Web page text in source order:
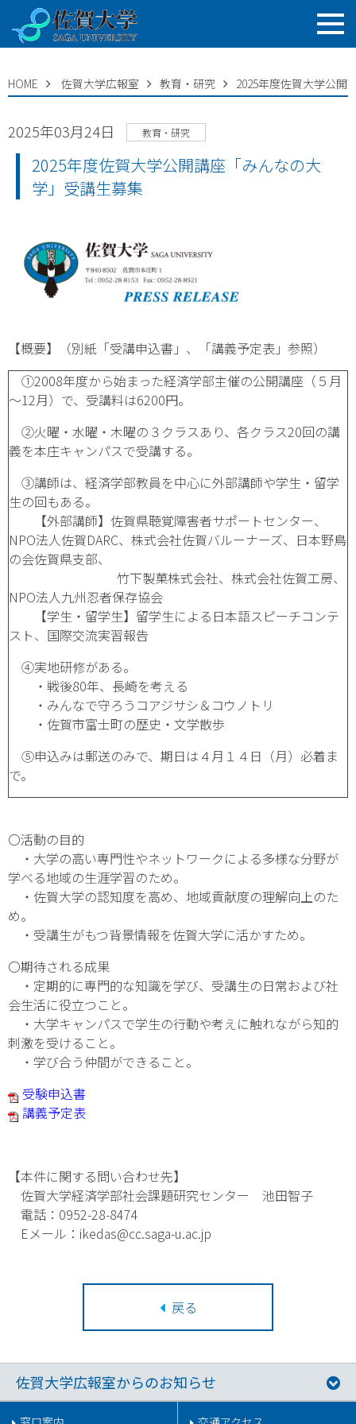
HOME 佐賀大学広報室 教育・研究 2025年度佐賀大学公開
2025年03月24日 教育・研究
2025年度佐賀大学公開講座「みんなの大
学」受講生募集
【概要】（別紙「受講申込書」、「講義予定表」参照）
①2008年度から始まった経済学部主催の公開講座（５月
～12月）で、受講料は6200円。
②火曜・水曜・木曜の３クラスあり、各クラス20回の講
義を本庄キャンパスで受講する。
③講師は、経済学部教員を中心に外部講師や学生・留学
生の回もある。
【外部講師】佐賀県聴覚障害者サポートセンター、
NPO法人佐賀DARC、株式会社佐賀バルーナーズ、日本野鳥
の会佐賀県支部、
竹下製菓株式会社、株式会社佐賀工房、
NPO法人九州忍者保存協会
【学生・留学生】留学生による日本語スピーチコンテ
スト、国際交流実習報告
④実地研修がある。
・戦後80年、長崎を考える
・みんなで守ろうコアジサシ＆コウノトリ
・佐賀市富士町の歴史・文学散歩
⑤申込みは郵送のみで、期日は４月１４日（月）必着ま
で。
〇活動の目的
・大学の高い専門性やネットワークによる多様な分野が
学べる地域の生涯学習のため。
・佐賀大学の認知度を高め、地域貢献度の理解向上のた
め。
・受講生がもつ背景情報を佐賀大学に活かすため。
〇期待される成果
・定期的に専門的な知識を学び、受講生の日常および社
会生活に役立つこと。
・大学キャンパスで学生の行動や考えに触れながら知的
刺激を受けること。
・学び合う仲間ができること。
受験申込書
講義予定表
【本件に関する問い合わせ先】
佐賀大学経済学部社会課題研究センター 池田智子
電話：0952-28-8474
Eメール：ikedas@cc.saga-u.ac.jp
戻る
佐賀大学広報室からのお知らせ